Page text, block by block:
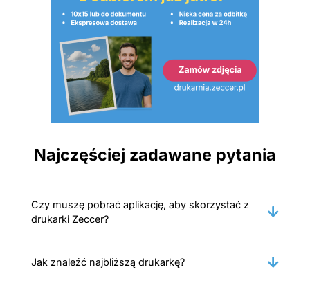
Najczęściej zadawane pytania
Czy muszę pobrać aplikację, aby skorzystać z
drukarki Zeccer?
Jak znaleźć najbliższą drukarkę?